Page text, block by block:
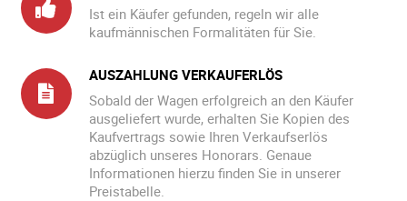
Ist ein Käufer gefunden, regeln wir alle
kaufmännischen Formalitäten für Sie.
AUSZAHLUNG VERKAUFERLÖS
Sobald der Wagen erfolgreich an den Käufer
ausgeliefert wurde, erhalten Sie Kopien des
Kaufvertrags sowie Ihren Verkaufserlös
abzüglich unseres Honorars. Genaue
Informationen hierzu finden Sie in unserer
Preistabelle.